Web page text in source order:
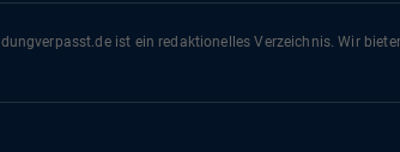
deist ein redaktionelles Verzeichnis. Wir